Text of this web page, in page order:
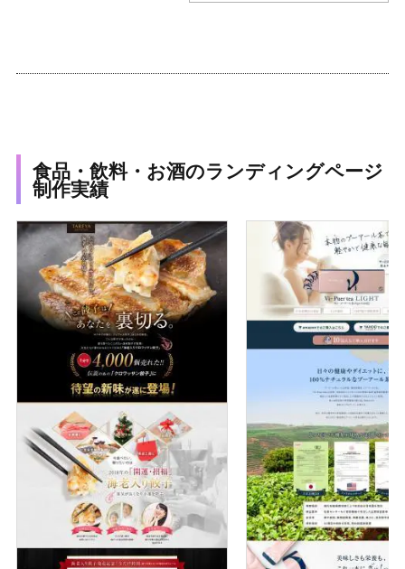
食品・飲料・お酒のランディングページ
制作実績